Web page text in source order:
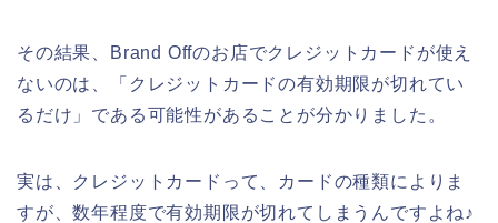
その結果、Brand Offのお店でクレジットカードが使え
ないのは、「クレジットカードの有効期限が切れてい
るだけ」である可能性があることが分かりました。
実は、クレジットカードって、カードの種類によりま
すが、数年程度で有効期限が切れてしまうんですよね♪